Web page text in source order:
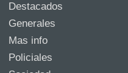
Destacados
Generales
Mas info
Policiales